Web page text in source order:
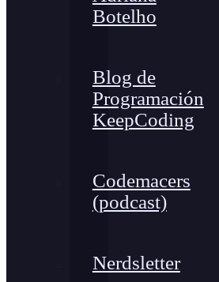
Botelho
Blog de
Programación
KeepCoding
Codemacers
(podcast)
Nerdsletter